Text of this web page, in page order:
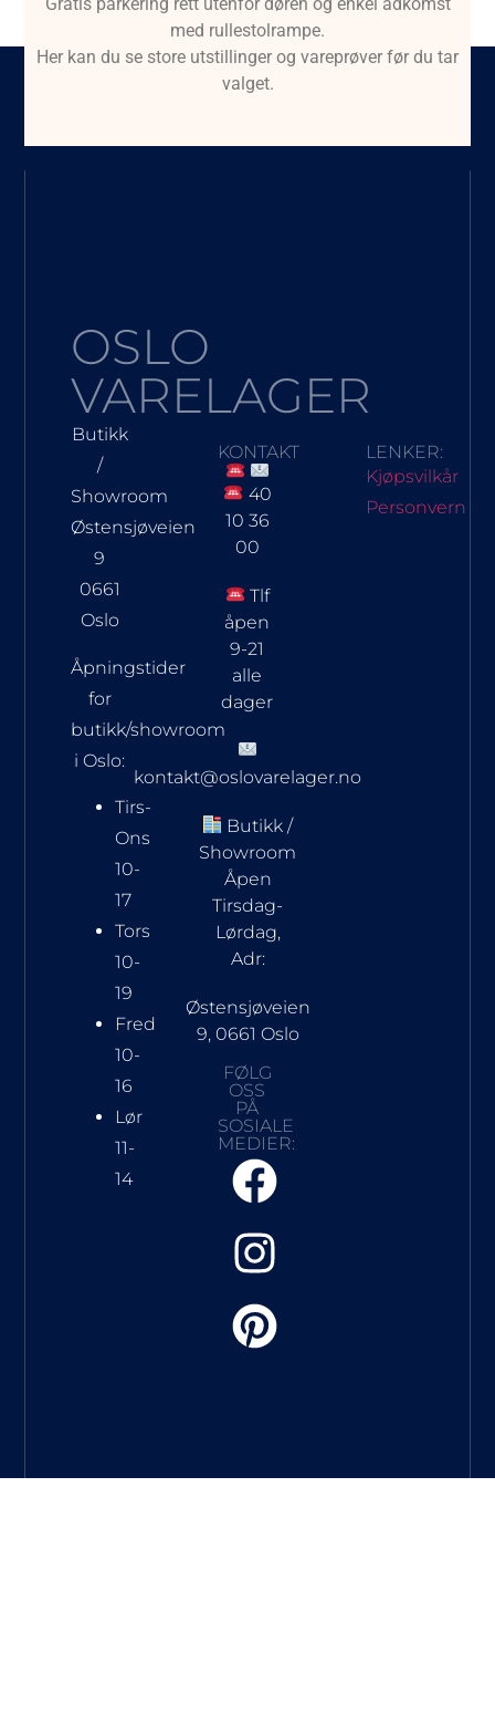
med rullestolrampe.
Her kan du se store utstillinger og vareprøver før du tar
valget.
OSLO
VARELAGER
Butikk
/
Showroom
Østensjøveien
9
0661
Oslo
Åpningstider
for
butikk/showroom
i Oslo:
Tirs-
Ons
10-
17
Tors
10-
19
Fred
10-
16
Lør
11-
14
KONTAKT
40
10 36
00
Tlf
åpen
9-21
alle
dager
kontakt@oslovarelager.no
Butikk /
Showroom
Åpen
Tirsdag-
Lørdag,
Adr:
Østensjøveien
9, 0661 Oslo
FØLG
OSS
PÅ
SOSIALE
MEDIER:
LENKER:
Kjøpsvilkår
Personvern